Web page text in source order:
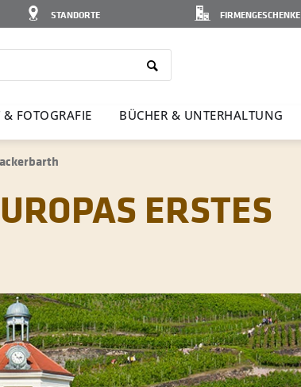
FIRMENGESCHENKE
STANDORTE
& FOTO­GRAFIE BÜCHER & UNTER­HAL­TUNG
ERSTES